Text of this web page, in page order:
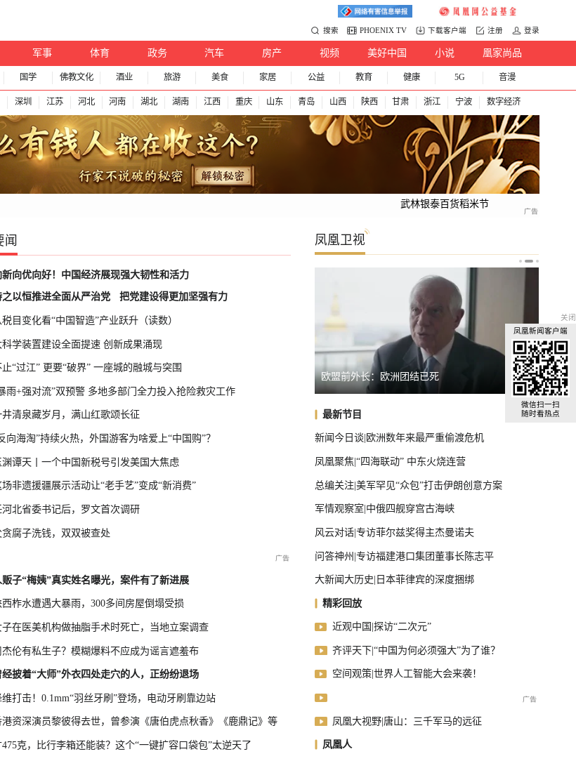
搜索 PHOENIX TV 下载客户端 注册 登录
军事 体育 政务 汽车 房产 视频 美好中国 小说 凰家尚品
国学 佛教文化 酒业 旅游 美食 家居 公益 教育 健康 5G 音漫
深圳 江苏 河北 河南 湖北 湖南 江西 重庆 山东 青岛 山西 陕西 甘肃 浙江 宁波 数字经济
武林银泰百货稻米节
2689，实际到手189元2瓶？五粮液股份这次让同行慌了 国际足联主席首次公开道歉
闻
新向优向好！中国经济展现强大韧性和活力
之以恒推进全面从严治党
把党建设得更加坚强有力
税目变化看“中国智造”产业跃升（读数）
科学装置建设全面提速 创新成果涌现
止“过江” 更要“破界” 一座城的融城与突围
雨+强对流”双预警 多地多部门全力投入抢险救灾工作
井清泉藏岁月，满山红歌颂长征
向海淘”持续火热，外国游客为啥爱上“中国购”？
渊谭天丨一个中国新税号引发美国大焦虑
场非遗援疆展示活动让“老手艺”变成“新消费”
河北省委书记后，罗文首次调研
贪腐子洗钱，双双被查处
贩子“梅姨”真实姓名曝光，案件有了新进展
西柞水遭遇大暴雨，300多间房屋倒塌受损
子在医美机构做抽脂手术时死亡，当地立案调查
杰伦有私生子？模糊爆料不应成为谣言遮羞布
经披着“大师”外衣四处走穴的人，正纷纷退场
维打击！0.1mm“羽丝牙刷”登场，电动牙刷靠边站
港资深演员黎彼得去世，曾参演《唐伯虎点秋香》《鹿鼎记》等
475克，比行李箱还能装？这个“一键扩容口袋包”太逆天了
凤凰卫视
白宫停机坪 欧盟前外长：欧洲团结已死 不满
最新节目
新闻今日谈|欧洲数年来最严重偷渡危机
凤凰聚焦|“四海联动” 中东火烧连营
总编关注|美军罕见“众包”打击伊朗创意方案
军情观察室|中俄四舰穿宫古海峡
风云对话|专访菲尔兹奖得主杰曼诺夫
问答神州|专访福建港口集团董事长陈志平
大新闻大历史|日本菲律宾的深度捆绑
精彩回放
近观中国|探访“二次元”
齐评天下|“中国为何必须强大”为了谁？
空间观策|世界人工智能大会来袭！
凤凰大视野|唐山：三千军马的远征
凤凰人
关闭
凤凰新闻客户端
微信扫一扫
随时看热点